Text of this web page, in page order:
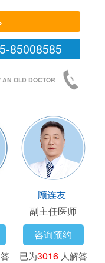
85008585
AN OLD DOCTOR
顾连友
副主任医师
咨询预约
已为3016 人解答